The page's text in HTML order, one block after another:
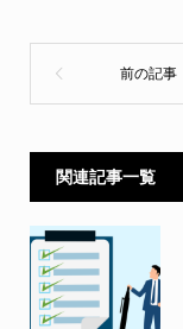
関連記事一覧